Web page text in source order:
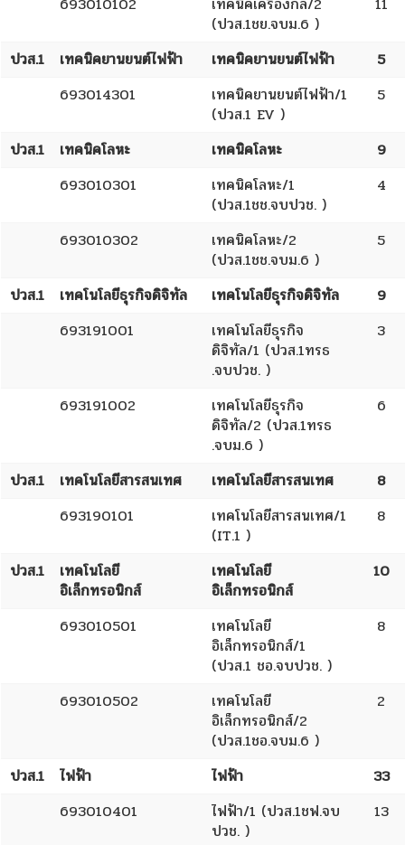
(ปวส.1ชย.จบม.6 )
ปวส.1 เทคนิคยานยนต์ไฟฟ้า เทคนิคยานยนต์ไฟฟ้า
5
693014301
เทคนิคยานยนต์ไฟฟ้า/1
(ปวส.1 EV )
5
ปวส.1 เทคนิคโลหะ เทคนิคโลหะ
9
693010301
เทคนิคโลหะ/1
(ปวส.1ชช.จบปวช. )
4
693010302
เทคนิคโลหะ/2
(ปวส.1ชช.จบม.6 )
5
ปวส.1 เทคโนโลยีธุรกิจดิจิทัล เทคโนโลยีธุรกิจดิจิทัล
9
693191001
เทคโนโลยีธุรกิจ
ดิจิทัล/1 (ปวส.1ทรธ
.จบปวช. )
3
693191002
เทคโนโลยีธุรกิจ
ดิจิทัล/2 (ปวส.1ทรธ
.จบม.6 )
6
ปวส.1 เทคโนโลยีสารสนเทศ เทคโนโลยีสารสนเทศ
8
693190101
เทคโนโลยีสารสนเทศ/1
(IT.1 )
8
ปวส.1
เทคโนโลยี
อิเล็กทรอนิกส์
เทคโนโลยี
อิเล็กทรอนิกส์
10
693010501
เทคโนโลยี
อิเล็กทรอนิกส์/1
(ปวส.1 ชอ.จบปวช. )
8
693010502
เทคโนโลยี
อิเล็กทรอนิกส์/2
(ปวส.1ชอ.จบม.6 )
2
ปวส.1 ไฟฟ้า ไฟฟ้า
33
693010401
ไฟฟ้า/1 (ปวส.1ชฟ.จบ
ปวช. )
13